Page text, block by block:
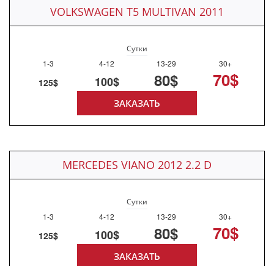
VOLKSWAGEN T5 MULTIVAN 2011
Сутки
1-3
4-12 13-29 30+
125$ 100$ 80$ 70$
ЗАКАЗАТЬ
MERCEDES VIANO 2012 2.2 D
Сутки
1-3
4-12 13-29 30+
125$ 100$ 80$ 70$
ЗАКАЗАТЬ